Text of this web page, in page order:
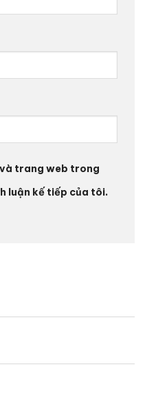
trang web trong
luận kế tiếp của tôi.